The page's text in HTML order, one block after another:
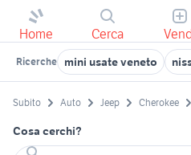
Home Cerca
Ricerche mini usate veneto
Subito Auto Jeep Cherokee
Cosa cerchi?